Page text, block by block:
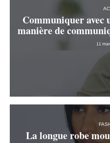
Communiquer avec
manière de
11
La longue robe